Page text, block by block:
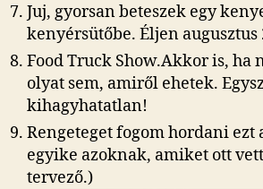
Juj, gyorsan beteszek egy
kenyérsütőbe. Éljen augusztus
Food Truck Show.Akkor is, ha
olyat sem, amiről ehetek.
kihagyhatatlan!
Rengeteget fogom hordani ezt
egyike azoknak, amiket ott
tervező.)